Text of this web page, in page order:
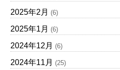
2025年2月 (6)
2025年1月 (6)
2024年12月 (6)
2024年11月 (25)